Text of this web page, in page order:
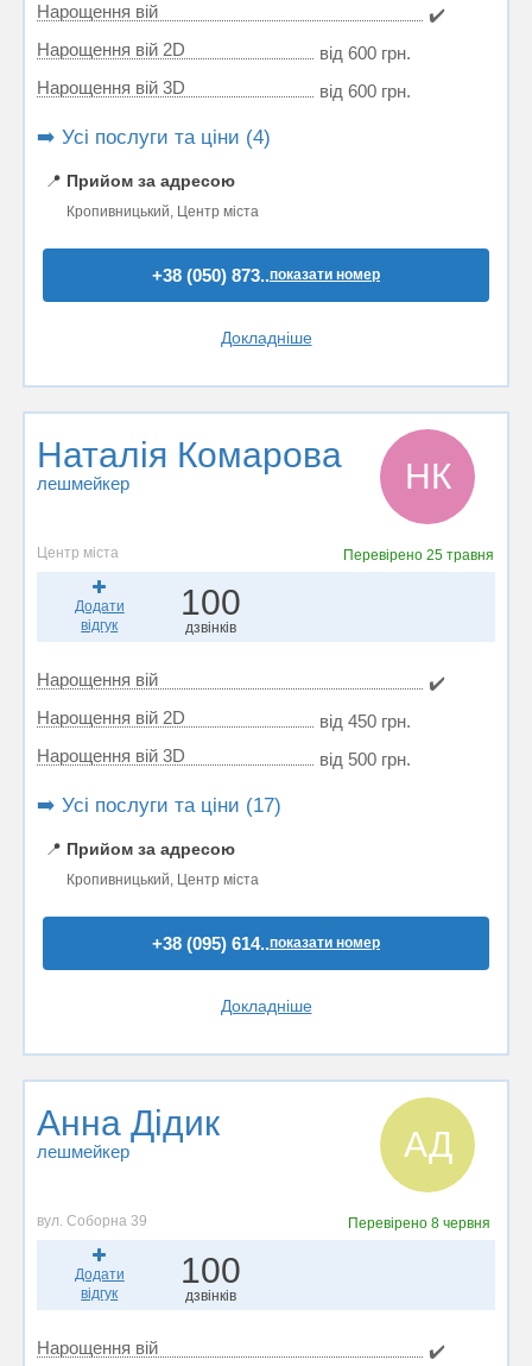
Нарощення вій
✔️
Нарощення вій 2D
від 600 грн.
Нарощення вій 3D
від 600 грн.
➡️ Усі послуги та ціни (4)
📍 Прийом за адресою
Кропивницький, Центр міста
+38 (050) 873..показати номер
Докладніше
Наталія Комарова
лешмейкер НК
Центр міста Перевірено25 травня
Додати
відгук
100
дзвінків
Нарощення вій
✔️
Нарощення вій 2D
від 450 грн.
Нарощення вій 3D
від 500 грн.
➡️ Усі послуги та ціни (17)
📍 Прийом за адресою
Кропивницький, Центр міста
+38 (095) 614..показати номер
Докладніше
Анна Дідик
лешмейкер АД
вул. Соборна 39 Перевірено 8 червня
Додати
відгук
100
дзвінків
Нарощення вій
✔️